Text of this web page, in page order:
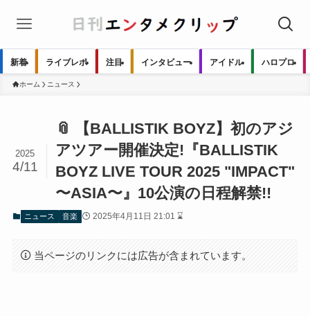
新着 ライブレポ 注目 インタビュー アイドル ハロプロ
ホーム ニュース
📎 【BALLISTIK BOYZ】初のアジ
アツアー開催決定!『BALLISTIK
BOYZ LIVE TOUR 2025 "IMPACT"
〜ASIA〜』10公演の日程解禁!!
2025
4/11
ニュース 音楽 2025年4月11日 21:01 ⌛
当ページのリンクには広告が含まれています。